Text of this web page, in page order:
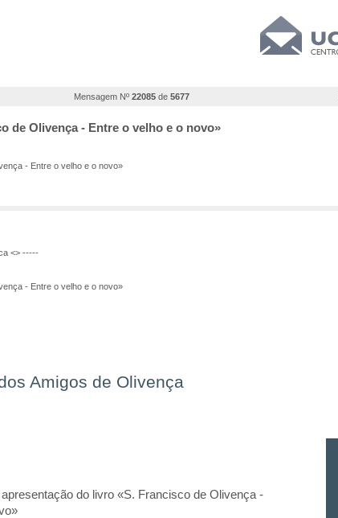
Mensagem Nº 22085 de 5677
de Olivença - Entre o velho e o novo»
- Entre o velho e o novo»
<> -----
- Entre o velho e o novo»
Amigos de Olivença
do livro «S. Francisco de Olivença -